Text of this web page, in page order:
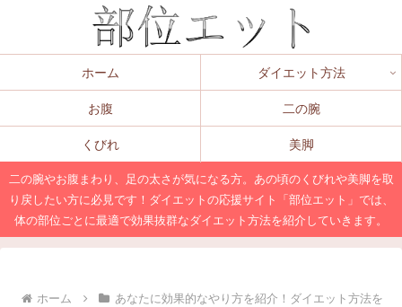
ホーム ダイエット方法
お腹 二の腕
くびれ 美脚
二の腕やお腹まわり、足の太さが気になる方。あの頃のくびれや美脚を取
り戻したい方に必見です！ダイエットの応援サイト「部位エット」では、
体の部位ごとに最適で効果抜群なダイエット方法を紹介していきます。
ホーム
あなたに効果的なやり方を紹介！ダイエット方法を